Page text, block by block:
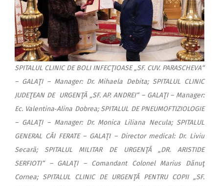
SPITALUL CLINIC DE BOLI INFECŢIOASE „SF. CUV. PARASCHEVA“
– GALAŢI – Manager: Dr. Mihaela Debita; SPITALUL CLINIC
JUDEŢEAN DE URGENŢĂ „SF. AP. ANDREI“ – GALAŢI – Manager:
Ec. Valentina‑Alina Dobrea; SPITALUL DE PNEUMOFTIZIOLOGIE
– GALAŢI – Manager: Dr. Monica Liliana Necula; SPITALUL
GENERAL CĂI FERATE – GALAŢI – Director medical: Dr. Liviu
Secară; SPITALUL MILITAR DE URGENŢĂ „DR. ARISTIDE
SERFIOTI“ – GALAŢI – Comandant Colonel Marius Dănuţ
Cornea; SPITALUL CLINIC DE URGENŢĂ PENTRU COPII „SF.